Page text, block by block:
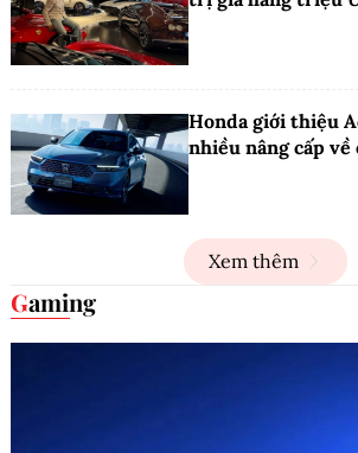
Honda giới thiệu
nhiều nâng cấp về
Xem thêm
Gaming